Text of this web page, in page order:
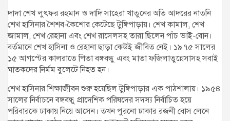
দাদা শেখ লুৎফর রহমান ও দাদি সাহেরা খাতুনের অতি আদরের নাতনি
শেখ হাসিনার শৈশব-কৈশোর কেটেছে টুঙ্গিপাড়ায়। শেখ কামাল, শেখ
জামাল, শেখ রেহানা এবং শেখ রাসেলসহ তারা ছিলেন পাঁচ ভাই-বোন।
বর্তমানে শেখ হাসিনা ও রেহানা ছাড়া কেউই জীবিত নেই। ১৯৭৫ সালের
১৫ আগস্টের কালরাতে পিতা বঙ্গবন্ধু এবং মাতা ফজিলাতুন্নেসাসহ সবাই
ঘাতকদের নির্মম বুলেটে নিহত হন।
শেখ হাসিনার শিক্ষাজীবন শুরু হয়েছিল টুঙ্গিপাড়ার এক পাঠশালায়। ১৯৫৪
সালের নির্বাচনে বঙ্গবন্ধু প্রাদেশিক পরিষদের সদস্য নির্বাচিত হয়ে
পরিবারকে ঢাকায় নিয়ে আসেন। তখন পুরনো ঢাকার রজনী বোস লেনে